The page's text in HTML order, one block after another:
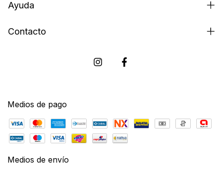
Ayuda
Contacto
Medios de pago
Medios de envío